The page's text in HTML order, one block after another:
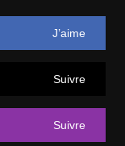
J’aime
Suivre
Suivre